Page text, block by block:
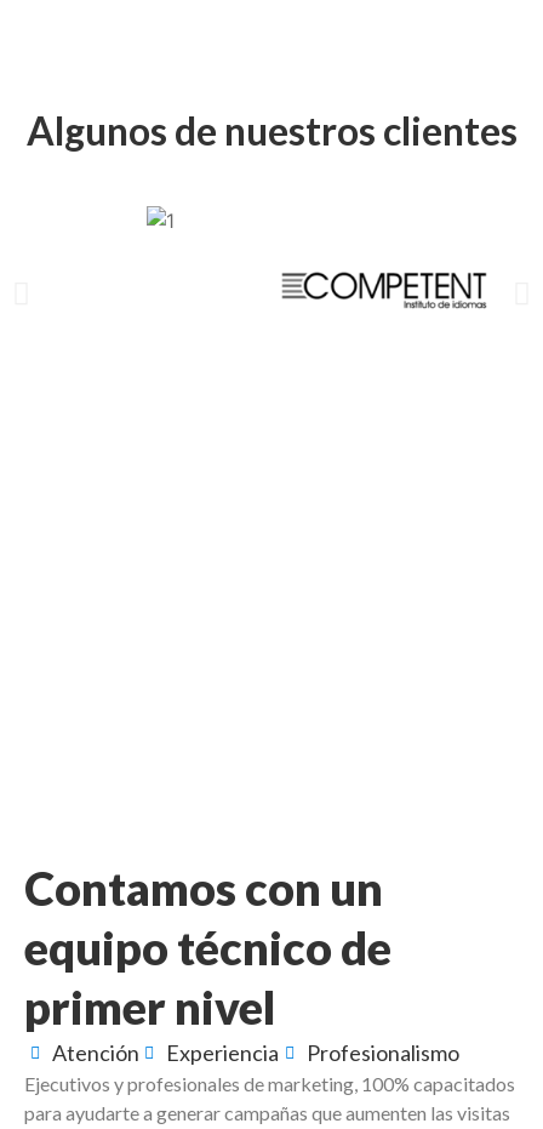
Algunos de nuestros clientes
Contamos con un
equipo técnico de
primer nivel
Atención Experiencia Profesionalismo
Ejecutivos y profesionales de marketing, 100% capacitados
para ayudarte a generar campañas que aumenten las visitas